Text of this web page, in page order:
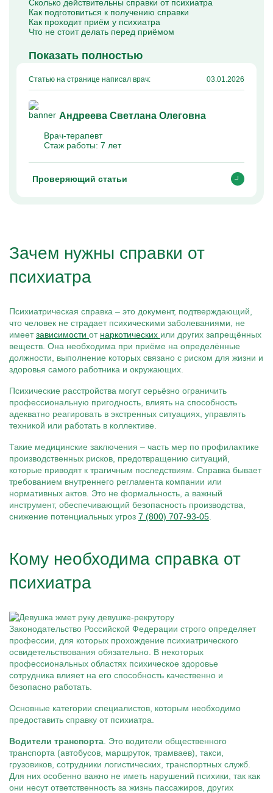
Капельницы Преднизолона
Цераксон капельница
Капельница Церебролизин
Капельница Мильгамма
Капельница Ципрофлоксацин
Сколько действительны справки от психиатра
Как подготовиться к получению справки
Как проходит приём у психиатра
Что не стоит делать перед приёмом
Показать полностью
Статью на странице написал врач: 03.01.2026
Андреева Светлана Олеговна
Врач-терапевт
Стаж работы: 7 лет
Проверяющий статьи
Зачем нужны справки от
психиатра
Психиатрическая справка – это документ, подтверждающий,
что человек не страдает психическими заболеваниями, не
имеетзависимости от наркотических или других запрещённых
веществ. Она необходима при приёме на определённые
должности, выполнение которых связано с риском для жизни и
здоровья самого работника и окружающих.
Психические расстройства могут серьёзно ограничить
профессиональную пригодность, влиять на способность
адекватно реагировать в экстренных ситуациях, управлять
техникой или работать в коллективе.
Такие медицинские заключения – часть мер по профилактике
производственных рисков, предотвращению ситуаций,
которые приводят к трагичным последствиям. Справка бывает
требованием внутреннего регламента компании или
нормативных актов. Это не формальность, а важный
инструмент, обеспечивающий безопасность производства,
снижение потенциальных угроз 7 (800) 707-93-05
Кому необходима справка от
психиатра
Законодательство Российской Федерации строго определяет
профессии, для которых прохождение психиатрического
освидетельствования обязательно. В некоторых
профессиональных областях психическое здоровье
сотрудника влияет на его способность качественно и
безопасно работать.
Основные категории специалистов, которым необходимо
предоставить справку от психиатра.
Водители транспорта . Это водители общественного
транспорта (автобусов, маршруток, трамваев), такси,
грузовиков, сотрудники логистических, транспортных служб.
Для них особенно важно не иметь нарушений психики, так как
они несут ответственность за жизнь пассажиров, других